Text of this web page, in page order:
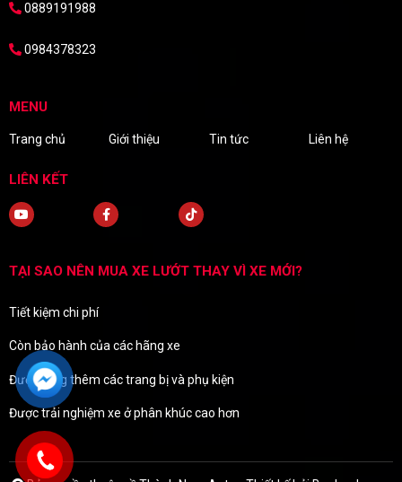
0889191988
0984378323
MENU
Trang chủ Giới thiệu Tin tức Liên hệ
LIÊN KẾT
TẠI SAO NÊN MUA XE LƯỚT THAY VÌ XE MỚI?
Tiết kiệm chi phí
Còn bảo hành của các hãng xe
Được tặng thêm các trang bị và phụ kiện
Được trải nghiệm xe ở phân khúc cao hơn